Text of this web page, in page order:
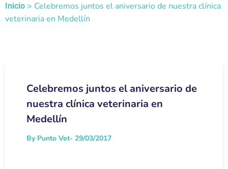
Inicio > Celebremos juntos el aniversario de nuestra clínica
veterinaria en Medellín
Celebremos juntos el aniversario de
nuestra clínica veterinaria en
Medellín
By Punto Vet- 29/03/2017